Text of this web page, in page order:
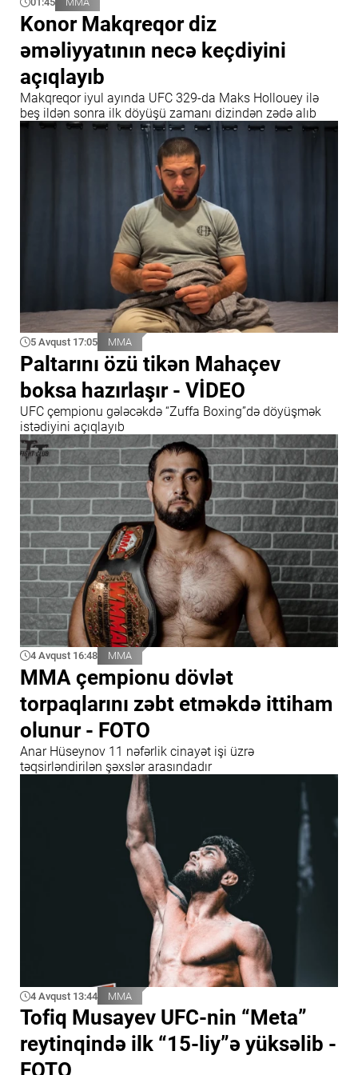
Konor Makqreqor diz
əməliyyatının necə keçdiyini
açıqlayıb
Makqreqor iyul ayında UFC 329-da Maks Hollouey ilə
beş ildən sonra ilk döyüşü zamanı dizindən zədə alıb
5 Avqust 17:05 MMA
Paltarını özü tikən Mahaçev
boksa hazırlaşır - VİDEO
UFC çempionu gələcəkdə “Zuffa Boxing”də döyüşmək
istədiyini açıqlayıb
4 Avqust 16:48 MMA
MMA çempionu dövlət
torpaqlarını zəbt etməkdə ittiham
olunur - FOTO
Anar Hüseynov 11 nəfərlik cinayət işi üzrə
təqsirləndirilən şəxslər arasındadır
4 Avqust 13:44 MMA
Tofiq Musayev UFC-nin “Meta”
reytinqində ilk “15-liy”ə yüksəlib -